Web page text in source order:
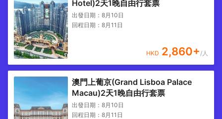
Hotel)2天1晚自由行套票
出發日期： 8月10日
回程日期： 8月11日
HKD 2,860+ /人
澳門上葡京(Grand Lisboa Palace
Macau)2天1晚自由行套票
出發日期： 8月10日
回程日期： 8月11日